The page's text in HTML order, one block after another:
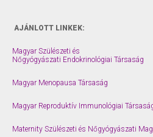
AJÁNLOTT LINKEK:
Magyar Szülészeti és
Nőgyógyászati Endokrinológiai Társaság
Magyar Menopausa Társaság
Magyar Reproduktív Immunológiai
Maternity Szülészeti és Nőgyógyászati